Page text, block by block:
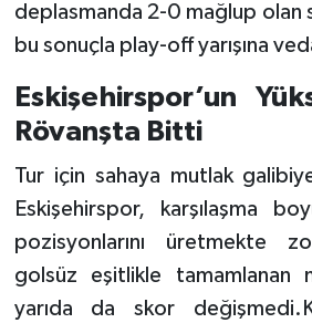
deplasmanda 2-0 mağlup olan
bu sonuçla play-off yarışına
Eskişehirspor’un
Rövanşta Bitti
Tur için sahaya mutlak
Eskişehirspor, karşılaşma
pozisyonlarını üretmekte
golsüz eşitlikle tamamlanan
yarıda da skor